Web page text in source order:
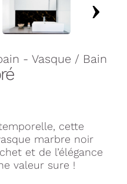
- Vasque / Bain
cette
marbre noir
et de l’élégance
valeur sure !